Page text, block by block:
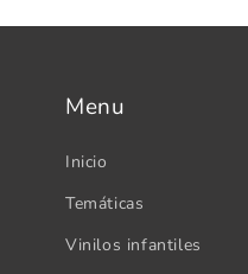
Menu
Inicio
Temáticas
Vinilos infantiles